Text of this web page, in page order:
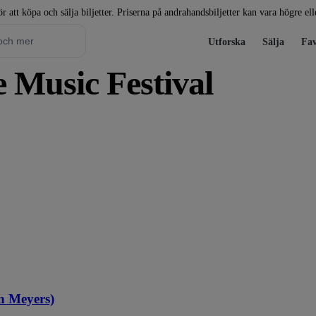
att köpa och sälja biljetter. Priserna på andrahandsbiljetter kan vara högre
Utforska Sälja
Music Festival
Meyers)